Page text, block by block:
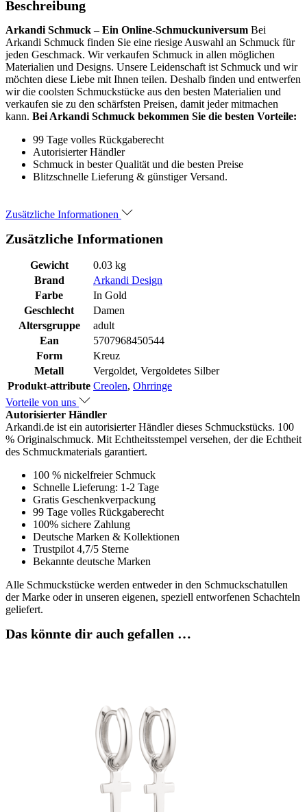
Beschreibung
Arkandi Schmuck – Ein Online-Schmuckuniversum Bei
Arkandi Schmuck finden Sie eine riesige Auswahl an Schmuck für
jeden Geschmack. Wir verkaufen Schmuck in allen möglichen
Materialien und Designs. Unsere Leidenschaft ist Schmuck und wir
möchten diese Liebe mit Ihnen teilen. Deshalb finden und entwerfen
wir die coolsten Schmuckstücke aus den besten Materialien und
verkaufen sie zu den schärfsten Preisen, damit jeder mitmachen
kann. Bei Arkandi Schmuck bekommen Sie die besten Vorteile:
99 Tage volles Rückgaberecht
Autorisierter Händler
Schmuck in bester Qualität und die besten Preise
Blitzschnelle Lieferung & günstiger Versand.
Zusätzliche Informationen
Zusätzliche Informationen
Gewicht
0.03 kg
Brand
Arkandi Design
Farbe
In Gold
Geschlecht
Damen
Altersgruppe
adult
Ean
5707968450544
Form
Kreuz
Metall
Vergoldet, Vergoldetes Silber
Produkt-attribute Creolen, Ohrringe
Vorteile von uns
Autorisierter Händler
Arkandi.de ist ein autorisierter Händler dieses Schmuckstücks. 100
% Originalschmuck. Mit Echtheitsstempel versehen, der die Echtheit
des Schmuckmaterials garantiert.
100 % nickelfreier Schmuck
Schnelle Lieferung: 1-2 Tage
Gratis Geschenkverpackung
99 Tage volles Rückgaberecht
100% sichere Zahlung
Deutsche Marken & Kollektionen
Trustpilot 4,7/5 Sterne
Bekannte deutsche Marken
Alle Schmuckstücke werden entweder in den Schmuckschatullen
der Marke oder in unseren eigenen, speziell entworfenen Schachteln
geliefert.
Das könnte dir auch gefallen …